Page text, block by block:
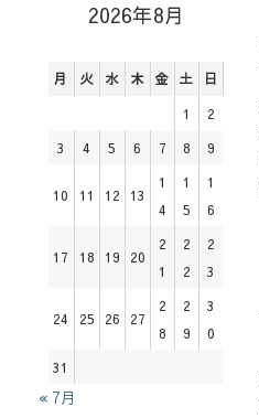
2026年8月
月 火 水 木 金 土 日
1
2
3
4 5 6 7 8 9
10 11 12 13
1
4
1
5
1
6
17 18 19 20
2
1
2
2
2
3
24 25 26 27
2
8
2
9
3
0
31
« 7月